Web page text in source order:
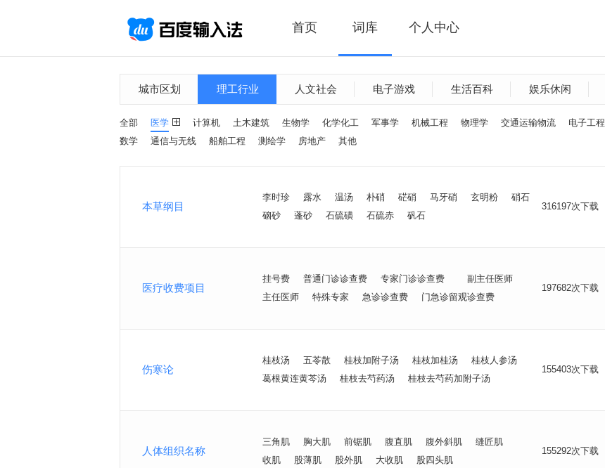
首页 词库 个人中心
城市区划 理工行业 人文社会 电子游戏 生活百科 娱乐休闲
全部 医学 计算机 土木建筑 生物学 化学化工 军事学 机械工程 物理学 交通运输物流 电子工程
数学
通信与无线 船舶工程 测绘学 房地产
其他
本草纲目
李时珍 露水 温汤 朴硝 硭硝 马牙硝 玄明粉
硝石
硇砂
蓬砂 石硫磺 石硫赤 矾石
316197次下载
医疗收费项目
挂号费 普通门诊诊查费 专家门诊诊查费
副主任医师
主任医师
特殊专家 急诊诊查费 门急诊留观诊查费
197682次下载
伤寒论
桂枝汤 五苓散 桂枝加附子汤 桂枝加桂汤
桂枝人参汤
葛根黄连黄芩汤
桂枝去芍药汤 桂枝去芍药加附子汤
155403次下载
人体组织名称
三角肌 胸大肌 前锯肌 腹直肌 腹外斜肌
缝匠肌
收肌
股薄肌 股外肌 大收肌 股四头肌
155292次下载